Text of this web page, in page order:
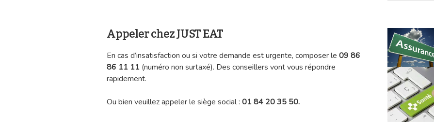
Appeler chez JUST EAT
En cas d’insatisfaction ou si votre demande est urgente, composer le 09 86
86 11 11 (numéro non surtaxé). Des conseillers vont vous répondre
rapidement.
Ou bien veuillez appeler le siège social : 01 84 20 35 50.